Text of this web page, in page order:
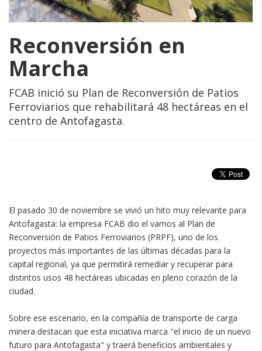
Reconversión en
Marcha
FCAB inició su Plan de Reconversión de Patios
Ferroviarios que rehabilitará 48 hectáreas en el
centro de Antofagasta.
El pasado 30 de noviembre se vivió un hito muy relevante para
Antofagasta: la empresa FCAB dio el vamos al Plan de
Reconversión de Patios Ferroviarios (PRPF), uno de los
proyectos más importantes de las últimas décadas para la
capital regional, ya que permitirá remediar y recuperar para
distintos usos 48 hectáreas ubicadas en pleno corazón de la
ciudad.
Sobre ese escenario, en la compañía de transporte de carga
minera destacan que esta iniciativa marca "el inicio de un nuevo
futuro para Antofagasta" y traerá beneficios ambientales y